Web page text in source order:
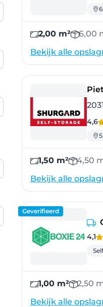
2,00 m² 6,00
Bekijk alle
4,6
1,50 m² 4,50
Bekijk alle
Geverifieerd
4,1
1,00 m² 2,50
Bekijk alle